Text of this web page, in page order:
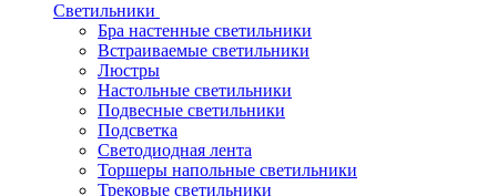
Светильники
Бра настенные светильники
Встраиваемые светильники
Люстры
Настольные светильники
Подвесные светильники
Подсветка
Светодиодная лента
Торшеры напольные светильники
Трековые светильники